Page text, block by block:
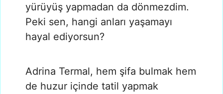
yürüyüş yapmadan da dönmezdim.
Peki sen, hangi anları yaşamayı
hayal ediyorsun?
Adrina Termal, hem şifa bulmak hem
de huzur içinde tatil yapmak